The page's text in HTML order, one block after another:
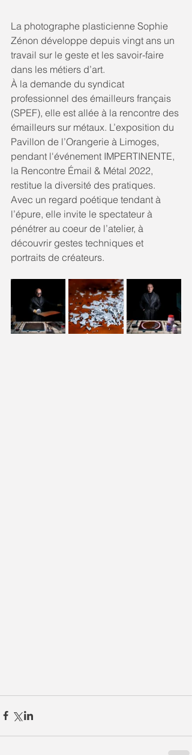
La photographe plasticienne Sophie
Zénon développe depuis vingt ans un
travail sur le geste et les savoir-faire
dans les métiers d’art.
À la demande du syndicat
professionnel des émailleurs français
(SPEF), elle est allée à la rencontre des
émailleurs sur métaux. L’exposition du
Pavillon de l’Orangerie à Limoges,
pendant l'événement IMPERTINENTE,
la Rencontre Émail & Métal 2022,
restitue la diversité des pratiques.
Avec un regard poétique tendant à
l’épure, elle invite le spectateur à
pénétrer au coeur de l’atelier, à
découvrir gestes techniques et
portraits de créateurs.